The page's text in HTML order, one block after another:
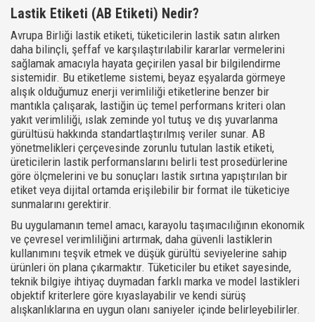
Lastik Etiketi (AB Etiketi) Nedir?
Avrupa Birliği lastik etiketi, tüketicilerin lastik satın alırken
daha bilinçli, şeffaf ve karşılaştırılabilir kararlar vermelerini
sağlamak amacıyla hayata geçirilen yasal bir bilgilendirme
sistemidir. Bu etiketleme sistemi, beyaz eşyalarda görmeye
alışık olduğumuz enerji verimliliği etiketlerine benzer bir
mantıkla çalışarak, lastiğin üç temel performans kriteri olan
yakıt verimliliği, ıslak zeminde yol tutuş ve dış yuvarlanma
gürültüsü hakkında standartlaştırılmış veriler sunar. AB
yönetmelikleri çerçevesinde zorunlu tutulan lastik etiketi,
üreticilerin lastik performanslarını belirli test prosedürlerine
göre ölçmelerini ve bu sonuçları lastik sırtına yapıştırılan bir
etiket veya dijital ortamda erişilebilir bir format ile tüketiciye
sunmalarını gerektirir.
Bu uygulamanın temel amacı, karayolu taşımacılığının ekonomik
ve çevresel verimliliğini artırmak, daha güvenli lastiklerin
kullanımını teşvik etmek ve düşük gürültü seviyelerine sahip
ürünleri ön plana çıkarmaktır. Tüketiciler bu etiket sayesinde,
teknik bilgiye ihtiyaç duymadan farklı marka ve model lastikleri
objektif kriterlere göre kıyaslayabilir ve kendi sürüş
alışkanlıklarına en uygun olanı saniyeler içinde belirleyebilirler.